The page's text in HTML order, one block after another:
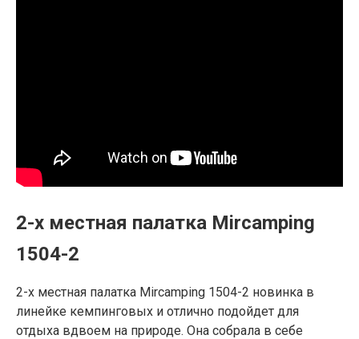
2-х местная палатка Mircamping
1504-2
2-х местная палатка Mircamping 1504-2 новинка в
линейке кемпинговых и отлично подойдет для
отдыха вдвоем на природе. Она собрала в себе